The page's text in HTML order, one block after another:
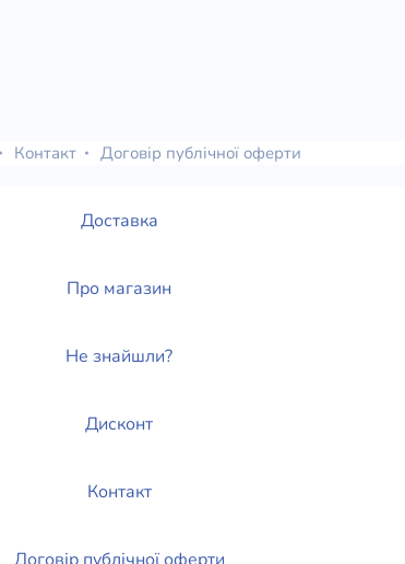
Контакт Договір публічної оферти
Доставка
Про магазин
Не знайшли?
Дисконт
Контакт